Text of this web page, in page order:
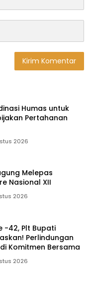
Humas untuk
Pertahanan
2026
Melepas
Nasional XII
2026
-42, Plt Bupati
Perlindungan
Komitmen Bersama
2026